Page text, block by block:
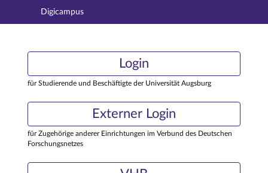
Hauptnavigation
Externer Login
Digicampus
Login
für Studierende und Beschäftigte der Universität Augsburg
Externer Login
für Zugehörige anderer Einrichtungen im Verbund des Deutschen
Forschungsnetzes